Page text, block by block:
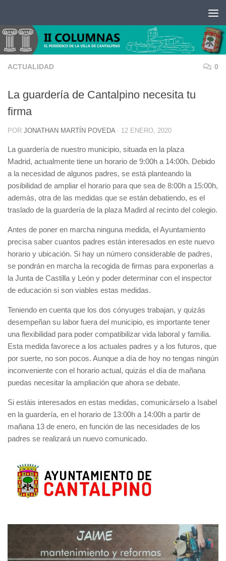
ACTUALIDAD 0
La guardería de Cantalpino necesita tu
firma
POR JONATHAN MARTÍN POVEDA · 12 ENERO, 2020
La guardería de nuestro municipio, situada en la plaza
Madrid, actualmente tiene un horario de 9:00h a 14:00h. Debido
a la necesidad de algunos padres, se está planteando la
posibilidad de ampliar el horario para que sea de 8:00h a 15:00h,
además, otra de las medidas que se están debatiendo, es el
traslado de la guardería de la plaza Madird al recinto del colegio.
Antes de poner en marcha ninguna medida, el Ayuntamiento
precisa saber cuantos padres están interesados en este nuevo
horario y ubicación. Si hay un número considerable de padres,
se pondrán en marcha la recogida de firmas para exponerlas a
la Junta de Castilla y León y poder determinar con el inspector
de educación si son viables estas medidas.
Teniendo en cuenta que los dos cónyuges trabajan, y quizás
desempeñan su labor fuera del municipio, es importante tener
una flexibilidad para poder compatibilizar vida laboral y familia.
Esta medida favorece a los actuales padres y a los futuros, que
por suerte, no son pocos. Aunque a día de hoy no tengas ningún
inconveniente con el horario actual, quizás el día de mañana
puedas necesitar la ampliación que ahora se debate.
Si estáis interesados en estas medidas, comunicárselo a Isabel
en la guardería, en el horario de 13:00h a 14:00h a partir de
mañana 13 de enero, en función de las necesidades de los
padres se realizará un nuevo comunicado.